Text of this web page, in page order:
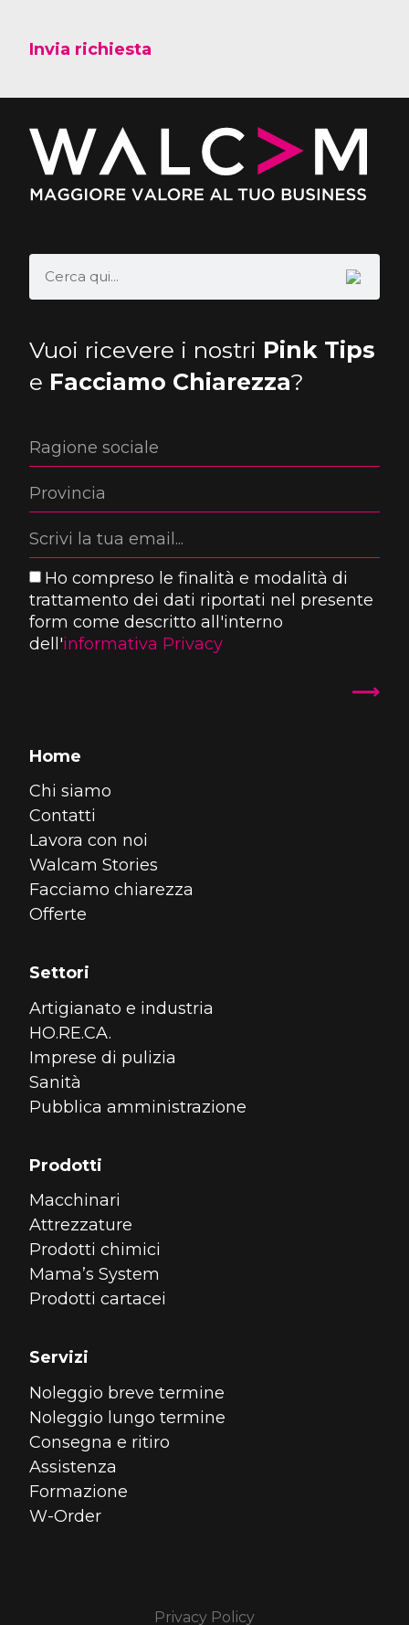
Invia richiesta
Vuoi ricevere i nostri Pink Tips
e Facciamo Chiarezza?
Ho compreso le finalità e modalità di
trattamento dei dati riportati nel presente
form come descritto all'interno
dell'informativa Privacy
Home
Chi siamo
Contatti
Lavora con noi
Walcam Stories
Facciamo chiarezza
Offerte
Settori
Artigianato e industria
HO.RE.CA.
Imprese di pulizia
Sanità
Pubblica amministrazione
Prodotti
Macchinari
Attrezzature
Prodotti chimici
Mama’s System
Prodotti cartacei
Servizi
Noleggio breve termine
Noleggio lungo termine
Consegna e ritiro
Assistenza
Formazione
W-Order
Privacy Policy